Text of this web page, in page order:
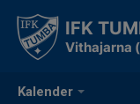
Kalender
IFK
Vithajarna